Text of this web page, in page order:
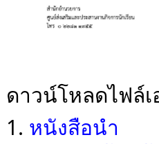
ดาวน์โหลดไฟล์
1. หนังสือนำ